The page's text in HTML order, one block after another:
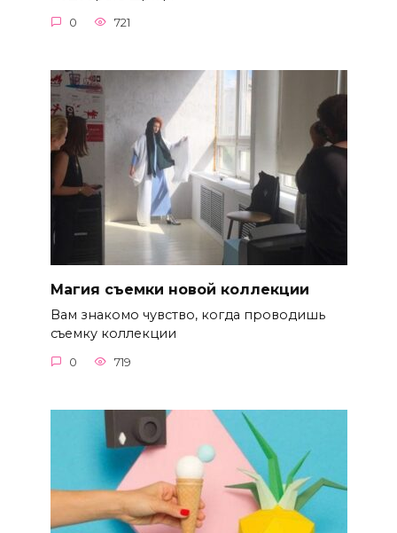
0 721
Магия съемки новой коллекции
Вам знакомо чувство, когда проводишь
съемку коллекции
0 719